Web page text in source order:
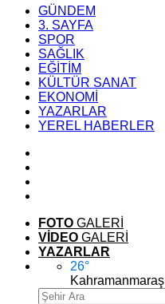
GÜNDEM
3. SAYFA
SPOR
SAĞLIK
EĞİTİM
KÜLTÜR SANAT
EKONOMİ
YAZARLAR
YEREL HABERLER
FOTO GALERİ
VİDEO GALERİ
YAZARLAR
26°
Kahramanmaraş